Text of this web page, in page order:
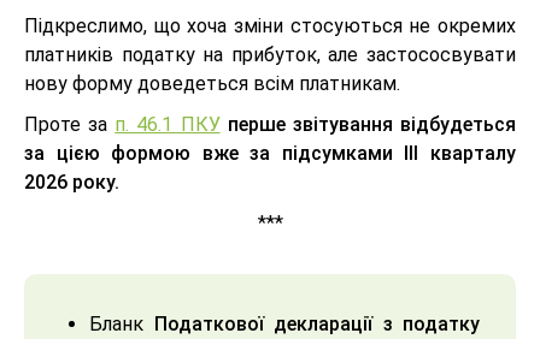
Підкреслимо, що хоча зміни стосуються не окремих
платників податку на прибуток, але застососвувати
нову форму доведеться всім платникам.
Проте за п. 46.1 ПКУ перше звітування відбудеться
за цією формою вже за підсумками ІІІ кварталу
2026 року.
***
Бланк Податкової декларації з податку